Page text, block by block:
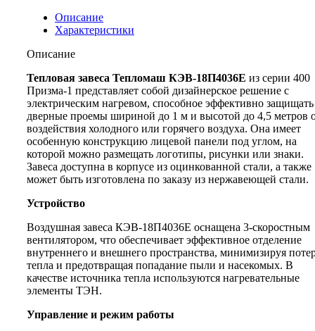
Описание
Характеристики
Описание
Тепловая завеса Тепломаш КЭВ-18П4036Е из серии 400
Призма-1 представляет собой дизайнерское решение с
электрическим нагревом, способное эффективно защищать
дверные проемы шириной до 1 м и высотой до 4,5 метров
воздействия холодного или горячего воздуха. Она имеет
особенную конструкцию лицевой панели под углом, на
которой можно размещать логотипы, рисунки или знаки.
Завеса доступна в корпусе из оцинкованной стали, а также
может быть изготовлена по заказу из нержавеющей стали.
Устройство
Воздушная завеса КЭВ-18П4036Е оснащена 3-скоростным
вентилятором, что обеспечивает эффективное отделение
внутреннего и внешнего пространства, минимизируя
тепла и предотвращая попадание пыли и насекомых. В
качестве источника тепла используются нагревательные
элементы ТЭН.
Управление и режим работы